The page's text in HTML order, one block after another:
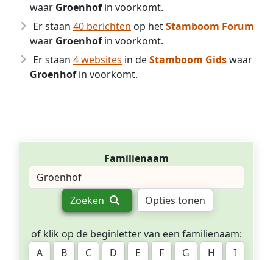
waar Groenhofin voorkomt.
Er staan 40 berichten op hetStamboom Forum
waar Groenhofin voorkomt.
Er staan 4 websites in deStamboom Gidswaar
Groenhofin voorkomt.
Familienaam
Zoeken Opties tonen
of klik op de beginletter van een familienaam:
A
B C D E F G H
I